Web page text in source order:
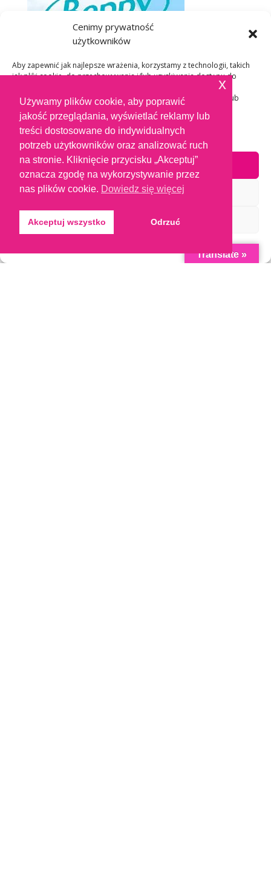
Używamy plików cookie, aby poprawić
jakość przeglądania, wyświetlać reklamy lub
treści dostosowane do indywidualnych
potrzeb użytkowników oraz analizować ruch
na stronie. Kliknięcie przycisku „Akceptuj”
oznacza zgodę na wykorzystywanie przez
nas plików cookie. Dowiedz się więcej
Akceptuj wszystko Odrzuć
x
Cenimy prywatność
użytkowników
Aby zapewnić jak najlepsze wrażenia, korzystamy z technologii, takich
jak pliki cookie, do przechowywania i/lub uzyskiwania dostępu do
informacji o urządzeniu. Zgoda na te technologie pozwoli nam
przetwarzać dane, takie jak zachowanie podczas przeglądania lub
unikalne identyfikatory na tej stronie. Brak wyrażenia zgody lub
wycofanie zgody może niekorzystnie wpłynąć na niektóre cechy i
funkcje.
Akceptuję
Odmów
Zobacz preferencje
Translate »